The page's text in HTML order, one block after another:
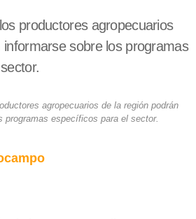
productores agropecuarios
informarse sobre los programas
agropecuarios de la región podrán
programas específicos para el sector.